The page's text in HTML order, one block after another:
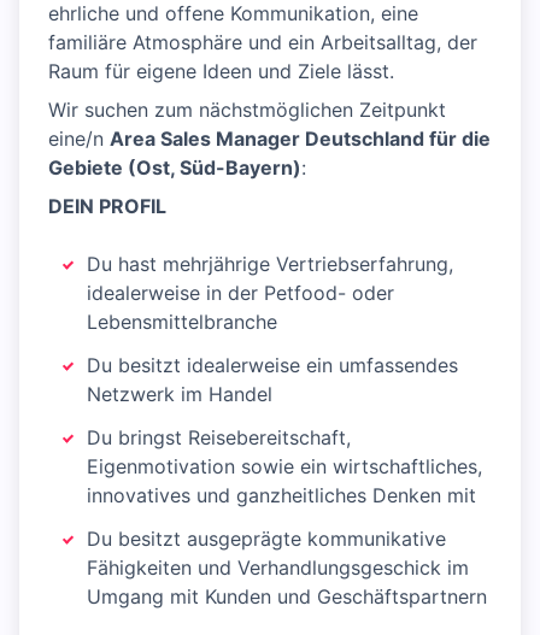
ehrliche und offene Kommunikation, eine
familiäre Atmosphäre und ein Arbeitsalltag, der
Raum für eigene Ideen und Ziele lässt.
Wir suchen zum nächstmöglichen Zeitpunkt
eine/n Area Sales Manager Deutschland für die
Gebiete (Ost, Süd-Bayern):
DEIN PROFIL
Du hast mehrjährige Vertriebserfahrung,
idealerweise in der Petfood- oder
Lebensmittelbranche
Du besitzt idealerweise ein umfassendes
Netzwerk im Handel
Du bringst Reisebereitschaft,
Eigenmotivation sowie ein wirtschaftliches,
innovatives und ganzheitliches Denken mit
Du besitzt ausgeprägte kommunikative
Fähigkeiten und Verhandlungsgeschick im
Umgang mit Kunden und Geschäftspartnern